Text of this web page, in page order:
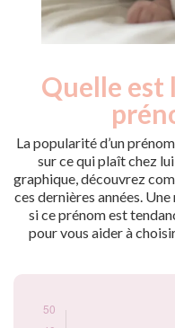
Quelle est
La popularité d’un
sur ce qui plaît chez
graphique, découvrez
ces dernières années.
si ce prénom est
pour vous aider à
Année
Nouveaux-
nés
2010
17
2011
19
2012
23
2013
30
2014
23
2015
25
2019